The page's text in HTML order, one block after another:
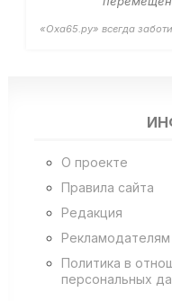
«Оха65.ру» всегда
О проекте
Правила сайта
Редакция
Рекламодателям
Политика в
персональных